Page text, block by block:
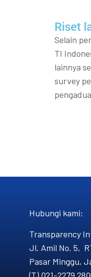
Riset
Selain
TI
lainnya
survey
Hubungi kami​:
Transparency
Jl. Amil No. 5,
Pasar Minggu,